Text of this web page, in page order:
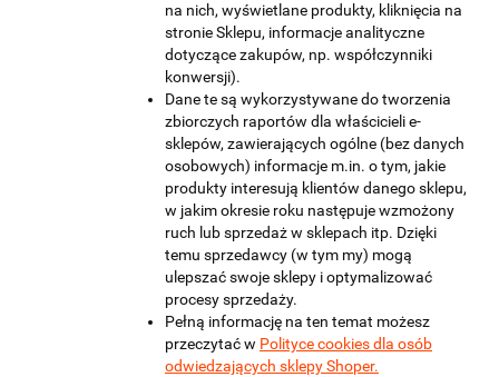
na nich, wyświetlane produkty, kliknięcia na
stronie Sklepu, informacje analityczne
dotyczące zakupów, np. współczynniki
konwersji).
Dane te są wykorzystywane do tworzenia
zbiorczych raportów dla właścicieli e-
sklepów, zawierających ogólne (bez danych
osobowych) informacje m.in. o tym, jakie
produkty interesują klientów danego sklepu,
w jakim okresie roku następuje wzmożony
ruch lub sprzedaż w sklepach itp. Dzięki
temu sprzedawcy (w tym my) mogą
ulepszać swoje sklepy i optymalizować
procesy sprzedaży.
Pełną informację na ten temat możesz
przeczytać w Polityce cookies dla osób
odwiedzających sklepy Shoper.